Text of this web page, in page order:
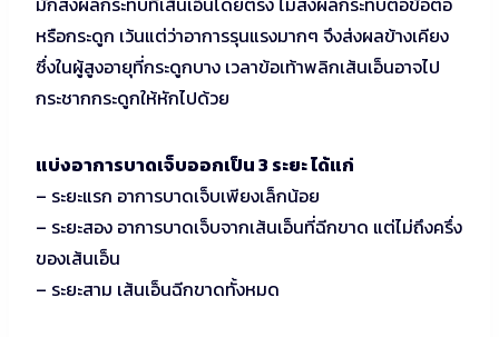
หรือกระดูก เว้นแต่ว่าอาการรุนแรงมากๆ จึงส่งผลข้างเคียง
ซึ่งในผู้สูงอายุที่กระดูกบาง เวลาข้อเท้าพลิกเส้นเอ็นอาจไป
กระชากกระดูกให้หักไปด้วย
แบ่งอาการบาดเจ็บออกเป็น3 ระยะ ได้แก่
– ระยะแรก อาการบาดเจ็บเพียงเล็กน้อย
– ระยะสอง อาการบาดเจ็บจากเส้นเอ็นที่ฉีกขาด แต่ไม่ถึงครึ่ง
ของเส้นเอ็น
– ระยะสาม เส้นเอ็นฉีกขาดทั้งหมด